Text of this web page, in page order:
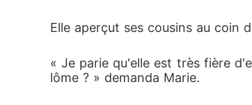
Elle aperçut ses cousins au coin
« Je parie qu'elle est très fière
lôme ? » demanda Marie.